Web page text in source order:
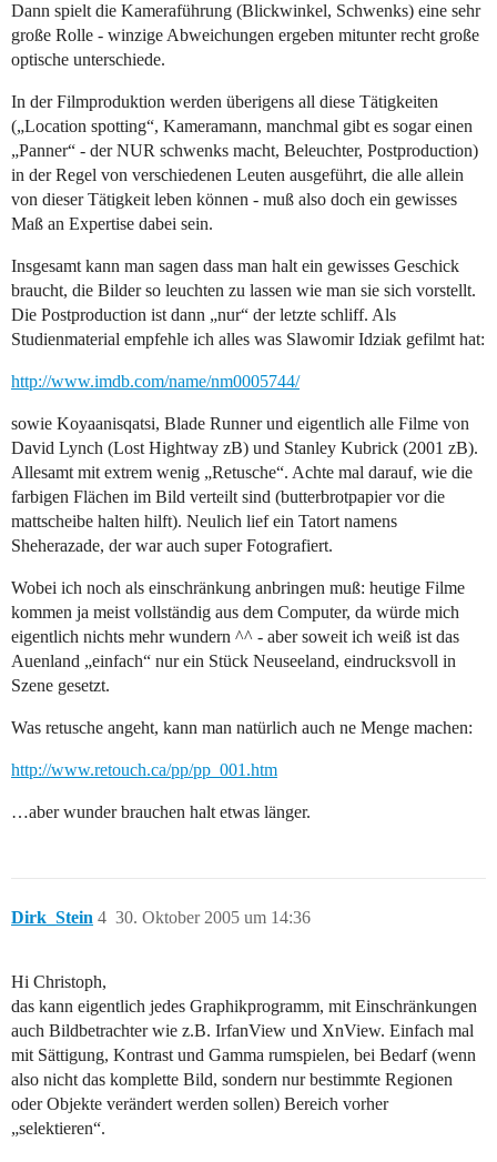
Dann spielt die Kameraführung (Blickwinkel, Schwenks) eine sehr
große Rolle - winzige Abweichungen ergeben mitunter recht große
optische unterschiede.
In der Filmproduktion werden überigens all diese Tätigkeiten
(„Location spotting“, Kameramann, manchmal gibt es sogar einen
„Panner“ - der NUR schwenks macht, Beleuchter, Postproduction)
in der Regel von verschiedenen Leuten ausgeführt, die alle allein
von dieser Tätigkeit leben können - muß also doch ein gewisses
Maß an Expertise dabei sein.
Insgesamt kann man sagen dass man halt ein gewisses Geschick
braucht, die Bilder so leuchten zu lassen wie man sie sich vorstellt.
Die Postproduction ist dann „nur“ der letzte schliff. Als
Studienmaterial empfehle ich alles was Slawomir Idziak gefilmt hat:
http://www.imdb.com/name/nm0005744/
sowie Koyaanisqatsi, Blade Runner und eigentlich alle Filme von
David Lynch (Lost Hightway zB) und Stanley Kubrick (2001 zB).
Allesamt mit extrem wenig „Retusche“. Achte mal darauf, wie die
farbigen Flächen im Bild verteilt sind (butterbrotpapier vor die
mattscheibe halten hilft). Neulich lief ein Tatort namens
Sheherazade, der war auch super Fotografiert.
Wobei ich noch als einschränkung anbringen muß: heutige Filme
kommen ja meist vollständig aus dem Computer, da würde mich
eigentlich nichts mehr wundern ^^ - aber soweit ich weiß ist das
Auenland „einfach“ nur ein Stück Neuseeland, eindrucksvoll in
Szene gesetzt.
Was retusche angeht, kann man natürlich auch ne Menge machen:
http://www.retouch.ca/pp/pp_001.htm
…aber wunder brauchen halt etwas länger.
Dirk_Stein 30. Oktober 2005 um 14:36
4
Hi Christoph,
das kann eigentlich jedes Graphikprogramm, mit Einschränkungen
auch Bildbetrachter wie z.B. IrfanView und XnView. Einfach mal
mit Sättigung, Kontrast und Gamma rumspielen, bei Bedarf (wenn
also nicht das komplette Bild, sondern nur bestimmte Regionen
oder Objekte verändert werden sollen) Bereich vorher
„selektieren“.